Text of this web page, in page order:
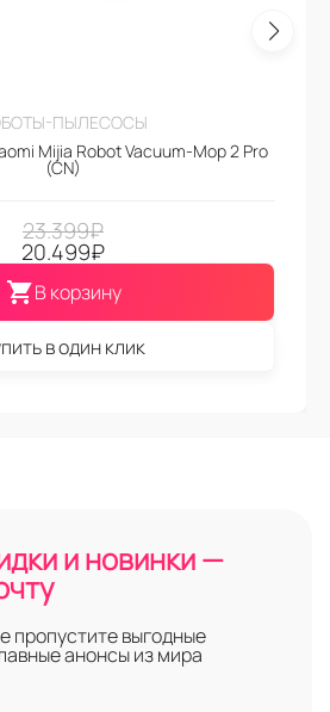
ПЫЛЕСОСЫ
Mijia Robot Vacuum-Mop 2 Pro
(CN)
23.399₽
20.499₽
В корзину
в один клик
и новинки —
пропустите выгодные
анонсы из мира